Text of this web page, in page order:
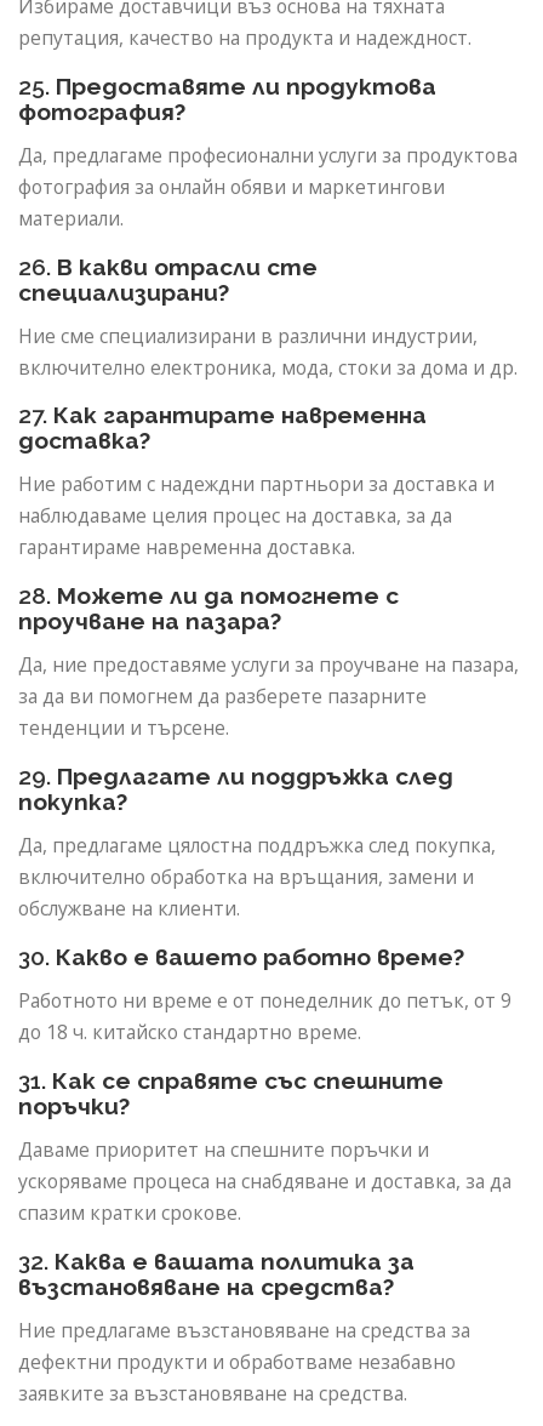
Избираме доставчици въз основа на тяхната
репутация, качество на продукта и надеждност.
25. Предоставяте ли продуктова
фотография?
Да, предлагаме професионални услуги за продуктова
фотография за онлайн обяви и маркетингови
материали.
26. В какви отрасли сте
специализирани?
Ние сме специализирани в различни индустрии,
включително електроника, мода, стоки за дома и др.
27. Как гарантирате навременна
доставка?
Ние работим с надеждни партньори за доставка и
наблюдаваме целия процес на доставка, за да
гарантираме навременна доставка.
28. Можете ли да помогнете с
проучване на пазара?
Да, ние предоставяме услуги за проучване на пазара,
за да ви помогнем да разберете пазарните
тенденции и търсене.
29. Предлагате ли поддръжка след
покупка?
Да, предлагаме цялостна поддръжка след покупка,
включително обработка на връщания, замени и
обслужване на клиенти.
30. Какво е вашето работно време?
Работното ни време е от понеделник до петък, от 9
до 18 ч. китайско стандартно време.
31. Как се справяте със спешните
поръчки?
Даваме приоритет на спешните поръчки и
ускоряваме процеса на снабдяване и доставка, за да
спазим кратки срокове.
32. Каква е вашата политика за
възстановяване на средства?
Ние предлагаме възстановяване на средства за
дефектни продукти и обработваме незабавно
заявките за възстановяване на средства.